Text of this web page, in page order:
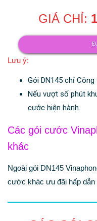
GIÁ CHỈ:
Lưu ý:
Gói DN145 chỉ
Nếu vượt số phút
cước hiện hành.
Các gói cước
khác
Ngoài gói DN145
cước khác ưu đãi hấp dẫn